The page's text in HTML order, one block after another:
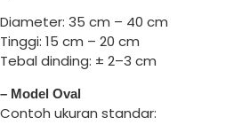
Diameter: 35 cm – 40 cm
Tinggi: 15 cm – 20 cm
Tebal dinding: ± 2–3 cm
– Model Oval
Contoh ukuran standar: